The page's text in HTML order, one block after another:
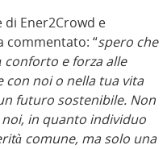
Ener2Crowd e
commentato: “spero che
conforto e forza alle
noi o nella tua vita
futuro sostenibile. Non
noi, in quanto individuo
comune, ma solo una